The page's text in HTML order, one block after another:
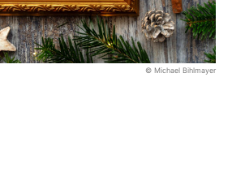
© Michael Bihlmayer